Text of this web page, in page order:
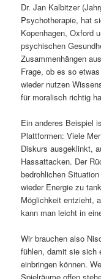
r
i
n
g
e
s
p
r
n
n
Dr. Jan Kalbitzer
Psychotherapie, hat
Kopenhagen, Oxford
psychischen
Zusammenhängen
Frage, ob es so
wieder nutzen
für moralisch richtig
Ein anderes Beispiel
Plattformen: Viele
Diskurs ausgeklinkt,
Hassattacken. Der
bedrohlichen
wieder Energie zu
Möglichkeit entzieht,
kann man leicht in
Wir brauchen also
fühlen, damit sie sich
einbringen können.
Spielräume offen